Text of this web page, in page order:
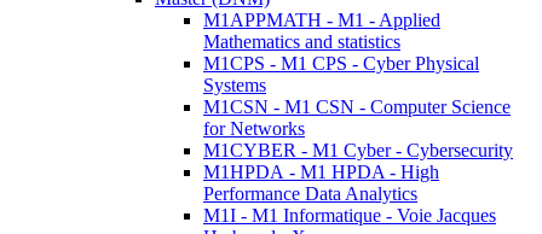
M1APPMATH - M1 - Applied
Mathematics and statistics
M1CPS - M1 CPS - Cyber Physical
Systems
M1CSN - M1 CSN - Computer Science
for Networks
M1CYBER - M1 Cyber - Cybersecurity
M1HPDA - M1 HPDA - High
Performance Data Analytics
M1I - M1 Informatique - Voie Jacques